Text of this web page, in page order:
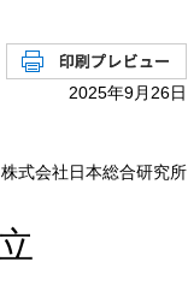
2025年9月26日
株式会社日本総合研究所